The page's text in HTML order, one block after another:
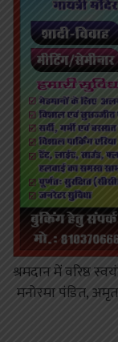
श्रमदान में वरिष्ठ
मनोरमा पंडित,